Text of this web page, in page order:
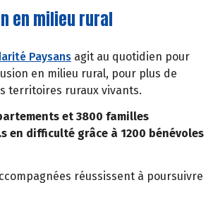
en milieu rural
Paysans agit au quotidien pour
en milieu rural, pour plus de
territoires ruraux vivants.
et 3800 familles
en difficulté grâce à 1200 bénévoles
réussissent à poursuivre